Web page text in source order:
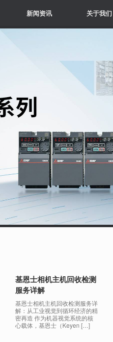
新闻资讯 关于我们
基恩士相机主机回收检测
服务详解
基恩士相机主机回收检测服务详
解：从工业视觉到循环经济的精
密再造 作为机器视觉系统的核
心载体，基恩士（Keyen […]